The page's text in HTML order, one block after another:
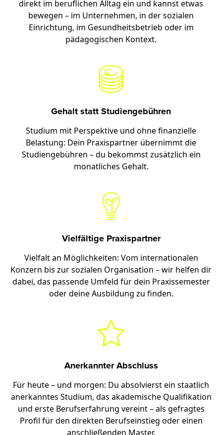
direkt im beruflichen Alltag ein und kannst etwas
bewegen – im Unternehmen, in der sozialen
Einrichtung, im Gesundheitsbetrieb oder im
pädagogischen Kontext.
Gehalt statt Studiengebühren
Studium mit Perspektive und ohne finanzielle
Belastung: Dein Praxispartner übernimmt die
Studiengebühren – du bekommst zusätzlich ein
monatliches Gehalt.
Vielfältige Praxispartner
Vielfalt an Möglichkeiten: Vom internationalen
Konzern bis zur sozialen Organisation – wir helfen dir
dabei, das passende Umfeld für dein Praxissemester
oder deine Ausbildung zu finden.
Anerkannter Abschluss
Für heute – und morgen: Du absolvierst ein staatlich
anerkanntes Studium, das akademische Qualifikation
und erste Berufserfahrung vereint – als gefragtes
Profil für den direkten Berufseinstieg oder einen
anschließenden Master.